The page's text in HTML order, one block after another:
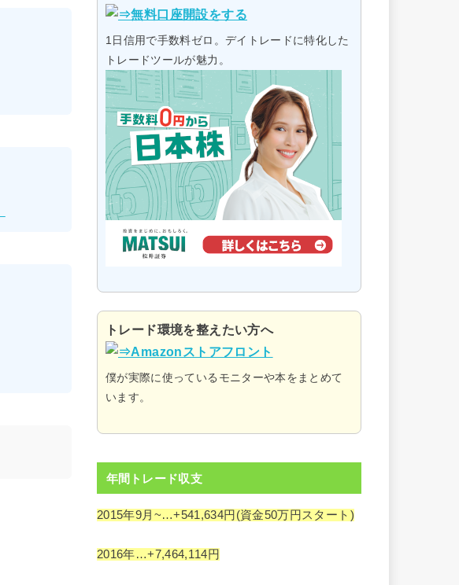
1日信用で手数料ゼロ。デイトレードに特化した
トレードツールが魅力。
トレード環境を整えたい方へ
僕が実際に使っているモニターや本をまとめて
います。
年間トレード収支
2015年9月~…+541,634円(資金50万円スタート)
2016年…+7,464,114円